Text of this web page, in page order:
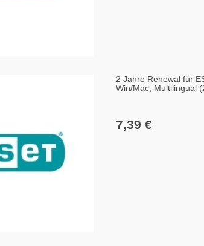
2 Jahre Renewal für
Win/Mac, Multilingual
7,39 €